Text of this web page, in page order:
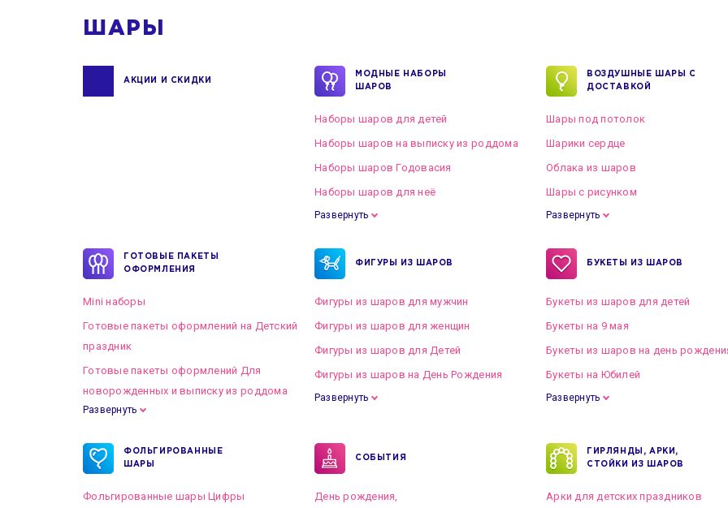
ШАРЫ
АКЦИИ И СКИДКИ
МОДНЫЕ НАБОРЫ
ШАРОВ
Наборы шаров для детей
Наборы шаров на выписку из роддома
Наборы шаров Годовасия
Наборы шаров для неё
Развернуть
ВОЗДУШНЫЕ ШАРЫ С
ДОСТАВКОЙ
Шары под потолок
Шарики сердце
Облака из шаров
Шары с рисунком
Развернуть
ГОТОВЫЕ ПАКЕТЫ
ОФОРМЛЕНИЯ
Mini наборы
Готовые пакеты оформлений на Детский
праздник
Готовые пакеты оформлений Для
новорожденных и выписку из роддома
Готовые пакеты оформлений на Свадьбу
Развернуть
ФИГУРЫ ИЗ ШАРОВ
Фигуры из шаров для мужчин
Фигуры из шаров для женщин
Фигуры из шаров для Детей
Фигуры из шаров на День Рождения
Развернуть
БУКЕТЫ ИЗ ШАРОВ
Букеты из шаров для детей
Букеты на 9 мая
Букеты из шаров на день
Букеты на Юбилей
Развернуть
ФОЛЬГИРОВАННЫЕ
ШАРЫ
Фольгированные шары Цифры
СОБЫТИЯ
День рождения,
ГИРЛЯНДЫ, АРКИ,
СТОЙКИ ИЗ ШАРОВ
Арки для детских праздников